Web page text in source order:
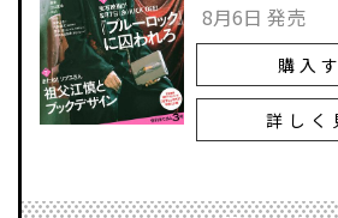
8月6日 発売
購入
詳しく